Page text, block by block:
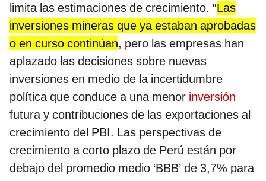
limita las estimaciones de crecimiento. “Las
inversiones mineras que ya estaban aprobadas
o en curso continúan, pero las empresas han
aplazado las decisiones sobre nuevas
inversiones en medio de la incertidumbre
política que conduce a una menor inversión
futura y contribuciones de las exportaciones al
crecimiento del PBI. Las perspectivas de
crecimiento a corto plazo de Perú están por
debajo del promedio medio ‘BBB’ de 3,7% para